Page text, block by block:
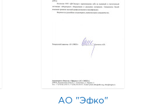
АО "Эфко"